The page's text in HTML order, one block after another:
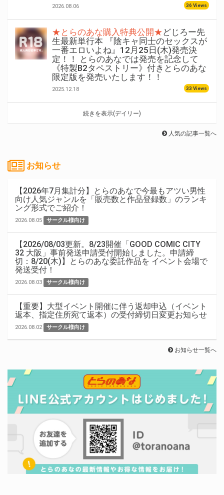
2026.08.06 36 Views
★とらのあな購入特典公開★どじろー先
生最新単行本 『陰キャ同士のセックスが
一番エロいよね』12月25日(木)発売決
定！！ とらのあなでは発売を記念して
《特製B2タペストリー》付きとらのあな
限定版を発売いたします！！
2025.12.18 33 Views
続きを表示(デイリー)
人気の記事一覧へ
お知らせ
【2026年7月集計分】とらのあなで今最もアツい男性
向け人気ジャンルを「販売数と作品登録数」のランキ
ング形式でご紹介！
2026.08.05 サークル様向け
【2026/08/03更新。8/23開催「GOOD COMIC CITY
32 大阪」事前発送申請受付開始しました。申請締
切：8/20(木)】とらのあな委託作品を イベント会場で
発送受付！
2026.08.03 サークル様向け
【重要】大型イベント開催に伴う返却申込（イベント
返本、指定住所宛て返本）の受付締切日変更お知らせ
2026.08.02 サークル様向け
お知らせ一覧へ